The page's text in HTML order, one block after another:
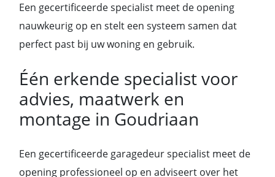
Een gecertificeerde specialist meet de opening
nauwkeurig op en stelt een systeem samen dat
perfect past bij uw woning en gebruik.
Één erkende specialist voor
advies, maatwerk en
montage in Goudriaan
Een gecertificeerde garagedeur specialist meet de
opening professioneel op en adviseert over het